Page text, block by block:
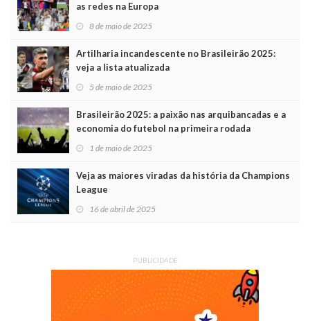
as redes na Europa
8 de maio de 2025
Artilharia incandescente no Brasileirão 2025:
veja a lista atualizada
5 de maio de 2025
Brasileirão 2025: a paixão nas arquibancadas e a
economia do futebol na primeira rodada
1 de maio de 2025
Veja as maiores viradas da história da Champions
League
16 de abril de 2025
PUBLICIDADE